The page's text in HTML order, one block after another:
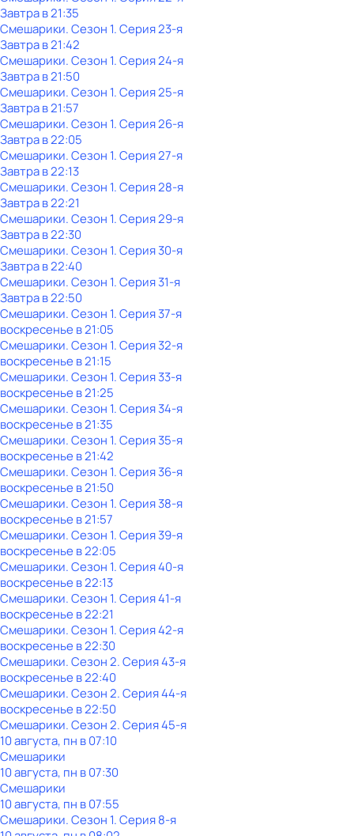
Завтра в 21:35
Смешарики. Сезон 1. Серия 23-я
Завтра в 21:42
Смешарики. Сезон 1. Серия 24-я
Завтра в 21:50
Смешарики. Сезон 1. Серия 25-я
Завтра в 21:57
Смешарики. Сезон 1. Серия 26-я
Завтра в 22:05
Смешарики. Сезон 1. Серия 27-я
Завтра в 22:13
Смешарики. Сезон 1. Серия 28-я
Завтра в 22:21
Смешарики. Сезон 1. Серия 29-я
Завтра в 22:30
Смешарики. Сезон 1. Серия 30-я
Завтра в 22:40
Смешарики. Сезон 1. Серия 31-я
Завтра в 22:50
Смешарики. Сезон 1. Серия 37-я
воскресенье в21:05
Смешарики. Сезон 1. Серия 32-я
воскресенье в21:15
Смешарики. Сезон 1. Серия 33-я
воскресенье в21:25
Смешарики. Сезон 1. Серия 34-я
воскресенье в21:35
Смешарики. Сезон 1. Серия 35-я
воскресенье в21:42
Смешарики. Сезон 1. Серия 36-я
воскресенье в21:50
Смешарики. Сезон 1. Серия 38-я
воскресенье в21:57
Смешарики. Сезон 1. Серия 39-я
воскресенье в22:05
Смешарики. Сезон 1. Серия 40-я
воскресенье в22:13
Смешарики. Сезон 1. Серия 41-я
воскресенье в22:21
Смешарики. Сезон 1. Серия 42-я
воскресенье в22:30
Смешарики. Сезон 2. Серия 43-я
воскресенье в22:40
Смешарики. Сезон 2. Серия 44-я
воскресенье в22:50
Смешарики. Сезон 2. Серия 45-я
10 августа, пн в 07:10
Смешарики
10 августа, пн в 07:30
Смешарики
10 августа, пн в 07:55
Смешарики. Сезон 1. Серия 8-я